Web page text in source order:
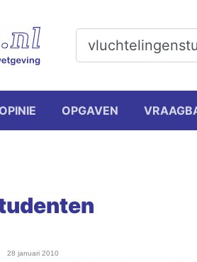
OPINIE OPGAVEN
28 januari 2010